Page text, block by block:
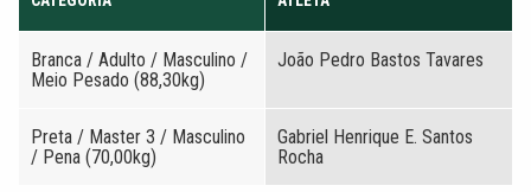
Branca / Adulto / Masculino /
Meio Pesado (88,30kg)
João Pedro Bastos Tavares
Preta / Master 3 / Masculino
/ Pena (70,00kg)
Gabriel Henrique E. Santos
Rocha